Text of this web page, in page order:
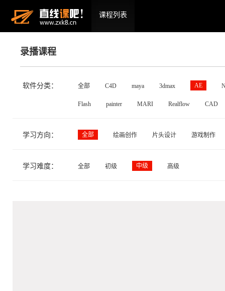
课程列表
录播课程
软件分类： 全部 C4D maya 3dmax AE
Flash painter MARI Realflow CAD
学习方向： 全部 绘画创作 片头设计 游戏制作
学习难度： 全部 初级 中级 高级